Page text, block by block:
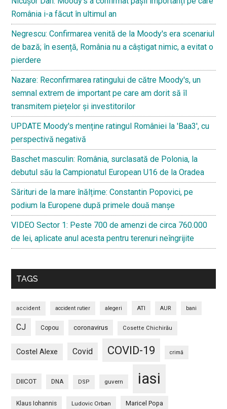
România i-a făcut în ultimul an
Negrescu: Confirmarea venită de la Moody's era scenariul
de bază; în esență, România nu a câștigat nimic, a evitat o
pierdere
Nazare: Reconfirmarea ratingului de către Moody's, un
semnal extrem de important pe care am dorit să îl
transmitem piețelor și investitorilor
UPDATE Moody's menține ratingul României la 'Baa3', cu
perspectivă negativă
Baschet masculin: România, surclasată de Polonia, la
debutul său la Campionatul European U16 de la Oradea
Sărituri de la mare înălțime: Constantin Popovici, pe
podium la Europene după primele două manșe
VIDEO Sector 1: Peste 700 de amenzi de circa 760.000
de lei, aplicate anul acesta pentru terenuri neîngrijite
TAGS
accident accident rutier alegeri ATI AUR bani
CJ Copou coronavirus Cosette Chichirău
Costel Alexe Covid COVID-19 crimă
DIICOT DNA DSP guvern iasi
Klaus Iohannis Ludovic Orban Maricel Popa